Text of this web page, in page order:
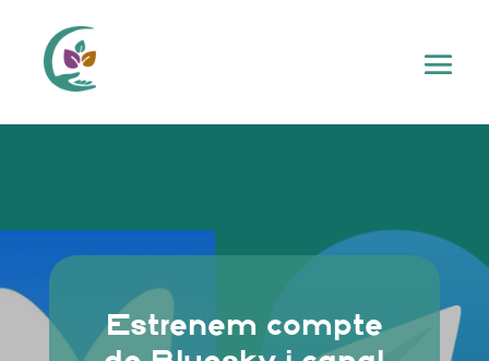
Estrenem compte